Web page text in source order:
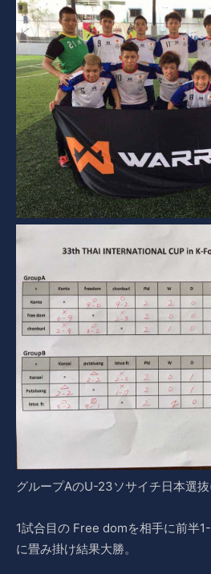
グループAのU-23ソサイチ日本選抜
1試合目の Free domを相手に前半
に畳み掛け結果大勝。